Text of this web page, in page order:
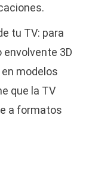
tu TV: para
envolvente 3D
modelos
que la TV
a formatos